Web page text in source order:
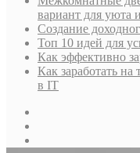
вариант для уюта
Создание
Топ 10 идей для
Как эффективно
Как заработать на
в IT